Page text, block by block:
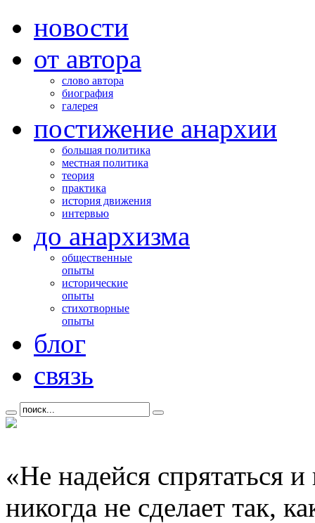
новости
от автора
слово автора
биография
галерея
постижение анархии
большая политика
местная политика
теория
практика
история движения
интервью
до анархизма
общественные
опыты
исторические
опыты
стихотворные
опыты
блог
связь
«Не надейся спрятаться
никогда не сделает так,